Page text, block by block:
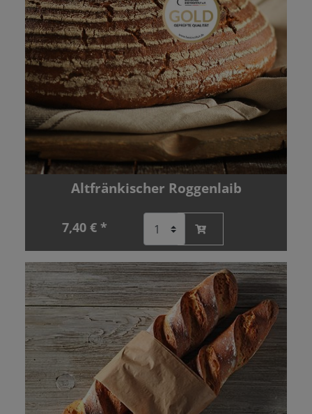
Altfränkischer Roggenlaib
7,40 € *